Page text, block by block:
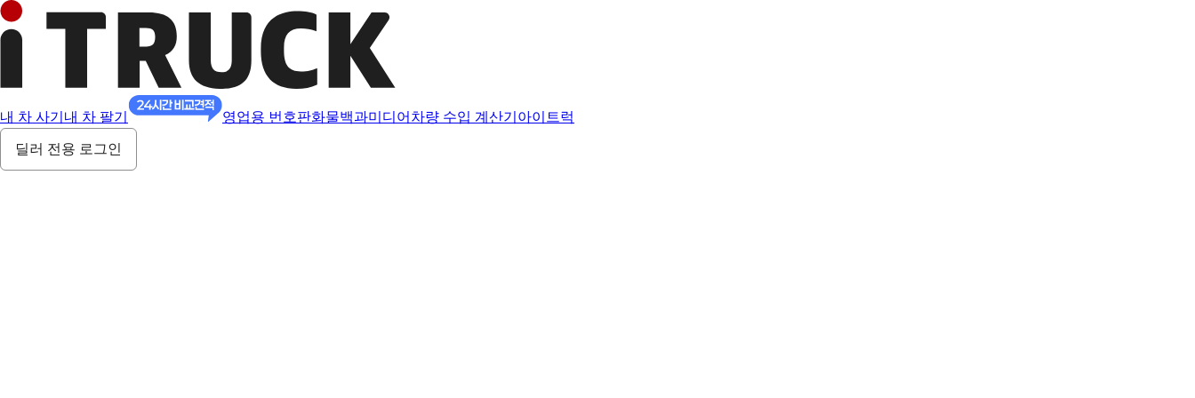
내 차 사기 내 차 팔기 영업용 번호판화물백과미디어 차량 수입 계산기 아이트럭
딜러 전용 로그인